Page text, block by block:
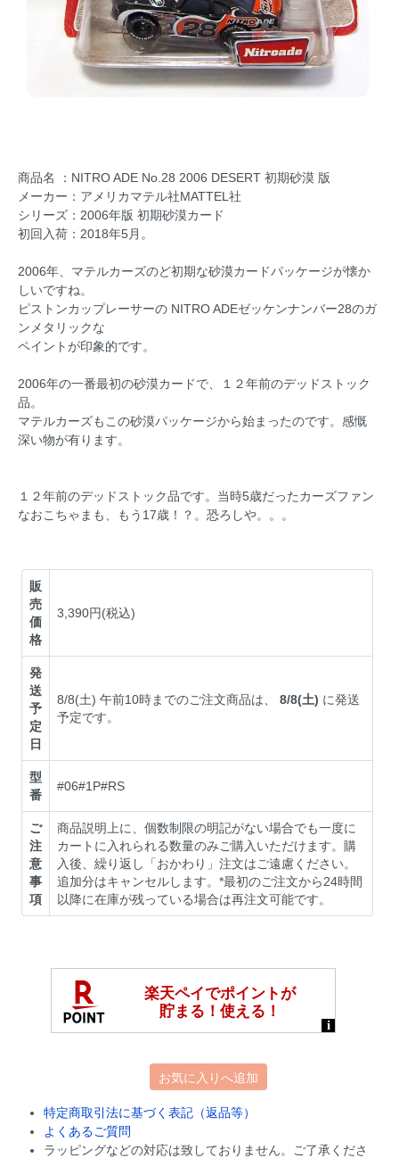
商品名 ：NITRO ADE No.28 2006 DESERT 初期砂漠 版
メーカー：アメリカマテル社MATTEL社
シリーズ：2006年版 初期砂漠カード
初回入荷：2018年5月。
2006年、マテルカーズのど初期な砂漠カードパッケージが懐か
しいですね。
ピストンカップレーサーの NITRO ADEゼッケンナンバー28のガ
ンメタリックな
ペイントが印象的です。
2006年の一番最初の砂漠カードで、１２年前のデッドストック
品。
マテルカーズもこの砂漠パッケージから始まったのです。感慨
深い物が有ります。
１２年前のデッドストック品です。当時5歳だったカーズファン
なおこちゃまも、もう17歳！？。恐ろしや。。。
販
売
価
格
3,390円(税込)
発
送
予
定
日
8/8(土) 午前10時までのご注文商品は、8/8(土) に発送
予定です。
型
番
#06#1P#RS
ご
注
意
事
項
商品説明上に、個数制限の明記がない場合でも一度に
カートに入れられる数量のみご購入いただけます。購
入後、繰り返し「おかわり」注文はご遠慮ください。
追加分はキャンセルします。*最初のご注文から24時間
以降に在庫が残っている場合は再注文可能です。
お気に入りへ追加
特定商取引法に基づく表記（返品等）
よくあるご質問
ラッピングなどの対応は致しておりません。ご了承くださ